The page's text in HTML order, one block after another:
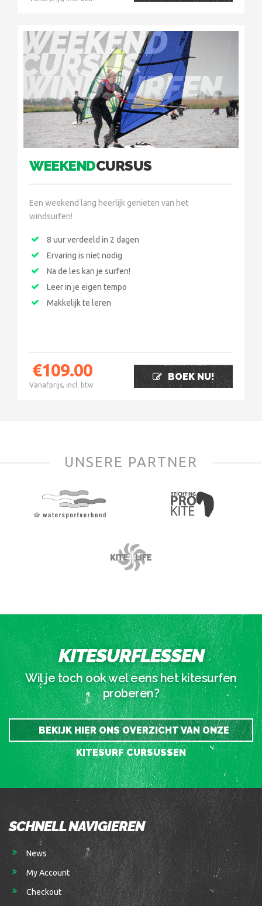
WEEKEND
CURSUS
WINDSURFEN
WEEKENDCURSUS
Een weekend lang heerlijk genieten van het
windsurfen!
8 uur verdeeld in 2 dagen
Ervaring is niet nodig
Na de les kan je surfen!
Leer in je eigen tempo
Makkelijk te leren
€109.00
Vanafprijs, incl. btw
BOEK NU!
UNSERE PARTNER
KITESURFLESSEN
Wil je toch ook wel eens het kitesurfen
proberen?
BEKIJK HIER ONS OVERZICHT VAN ONZE
KITESURF CURSUSSEN
SCHNELL NAVIGIEREN
News
My Account
Checkout